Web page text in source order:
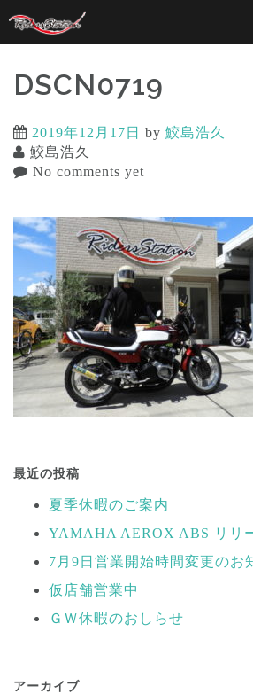
content
DSCN0719
2019年12月17日 by 鮫島浩久
鮫島浩久
No comments yet
稿
ナ
ゲ
ー
シ
ン
最近の投稿
夏季休暇のご案内
YAMAHA AEROX ABS リリ
7月9日営業開始時間変更のお
仮店舗営業中
ＧＷ休暇のおしらせ
アーカイブ